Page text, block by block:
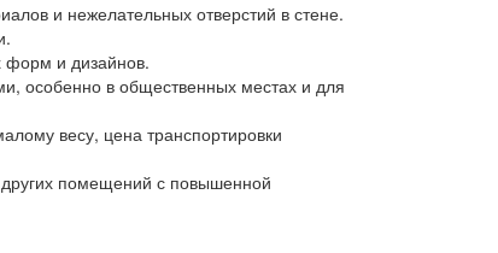
и нежелательных отверстий в стене.
форм и дизайнов.
особенно в общественных местах и для
весу, цена транспортировки
других помещений с повышенной